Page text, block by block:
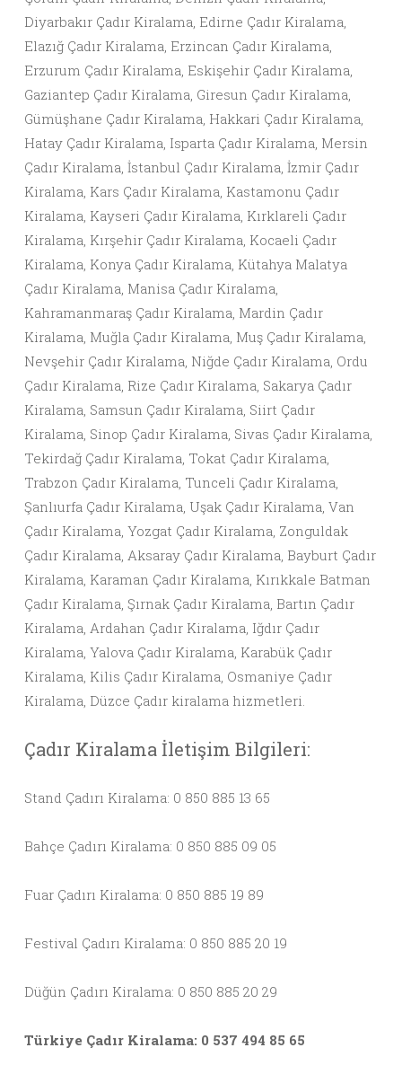
Diyarbakır Çadır Kiralama, Edirne Çadır Kiralama,
Elazığ Çadır Kiralama, Erzincan Çadır Kiralama,
Erzurum Çadır Kiralama, Eskişehir Çadır Kiralama,
Gaziantep Çadır Kiralama, Giresun Çadır Kiralama,
Gümüşhane Çadır Kiralama, Hakkari Çadır Kiralama,
Hatay Çadır Kiralama, Isparta Çadır Kiralama, Mersin
Çadır Kiralama, İstanbul Çadır Kiralama, İzmir Çadır
Kiralama, Kars Çadır Kiralama, Kastamonu Çadır
Kiralama, Kayseri Çadır Kiralama, Kırklareli Çadır
Kiralama, Kırşehir Çadır Kiralama, Kocaeli Çadır
Kiralama, Konya Çadır Kiralama, Kütahya Malatya
Çadır Kiralama, Manisa Çadır Kiralama,
Kahramanmaraş Çadır Kiralama, Mardin Çadır
Kiralama, Muğla Çadır Kiralama, Muş Çadır Kiralama,
Nevşehir Çadır Kiralama, Niğde Çadır Kiralama, Ordu
Çadır Kiralama, Rize Çadır Kiralama, Sakarya Çadır
Kiralama, Samsun Çadır Kiralama, Siirt Çadır
Kiralama, Sinop Çadır Kiralama, Sivas Çadır Kiralama,
Tekirdağ Çadır Kiralama, Tokat Çadır Kiralama,
Trabzon Çadır Kiralama, Tunceli Çadır Kiralama,
Şanlıurfa Çadır Kiralama, Uşak Çadır Kiralama, Van
Çadır Kiralama, Yozgat Çadır Kiralama, Zonguldak
Çadır Kiralama, Aksaray Çadır Kiralama, Bayburt Çadır
Kiralama, Karaman Çadır Kiralama, Kırıkkale Batman
Çadır Kiralama, Şırnak Çadır Kiralama, Bartın Çadır
Kiralama, Ardahan Çadır Kiralama, Iğdır Çadır
Kiralama, Yalova Çadır Kiralama, Karabük Çadır
Kiralama, Kilis Çadır Kiralama, Osmaniye Çadır
Kiralama, Düzce Çadır kiralama hizmetleri.
Çadır Kiralama İletişim Bilgileri:
Stand Çadırı Kiralama: 0 850 885 13 65
Bahçe Çadırı Kiralama: 0 850 885 09 05
Fuar Çadırı Kiralama: 0 850 885 19 89
Festival Çadırı Kiralama: 0 850 885 20 19
Düğün Çadırı Kiralama: 0 850 885 20 29
Türkiye Çadır Kiralama: 0 537 494 85 65